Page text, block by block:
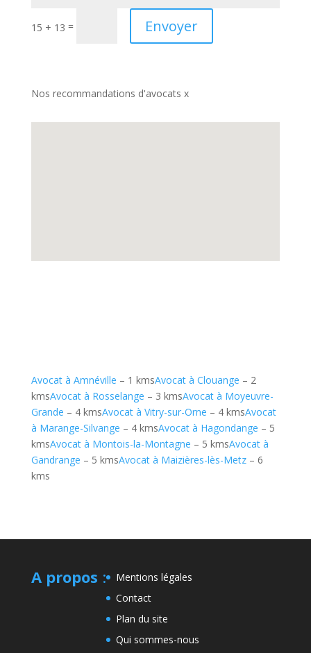
15 + 13 = Envoyer
Nos recommandations d'avocats x
Avocat à Amnéville – 1 kmsAvocat à Clouange – 2
kmsAvocat à Rosselange – 3 kmsAvocat à Moyeuvre-
Grande – 4 kmsAvocat à Vitry-sur-Orne – 4 kmsAvocat
à Marange-Silvange – 4 kmsAvocat à Hagondange – 5
kmsAvocat à Montois-la-Montagne – 5 kmsAvocat à
Gandrange – 5 kmsAvocat à Maizières-lès-Metz– 6
kms
A propos :
Mentions légales
Contact
Plan du site
Qui sommes-nous